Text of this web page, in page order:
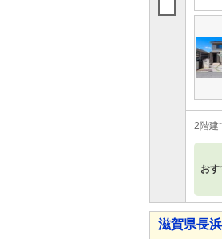
2階建
おす
滋賀県長